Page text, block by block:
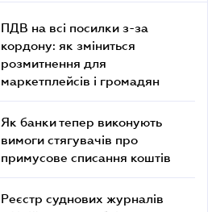
ПДВ на всі посилки з-за
кордону: як зміниться
розмитнення для
маркетплейсів і громадян
Як банки тепер виконують
вимоги стягувачів про
примусове списання коштів
Реєстр суднових журналів